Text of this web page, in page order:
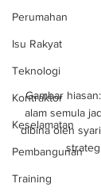
Perumahan
Isu Rakyat
Teknologi
Kontraktor
Keselamatan
Pembangunan
Training
Gambar
alam semula
dibina oleh